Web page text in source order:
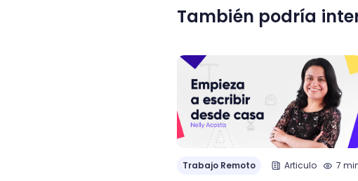
También podría
Trabajo Remoto Articulo 7